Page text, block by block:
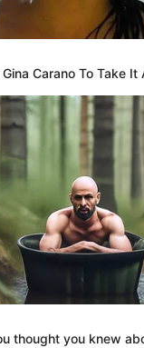
Carano To Take It
thought you knew